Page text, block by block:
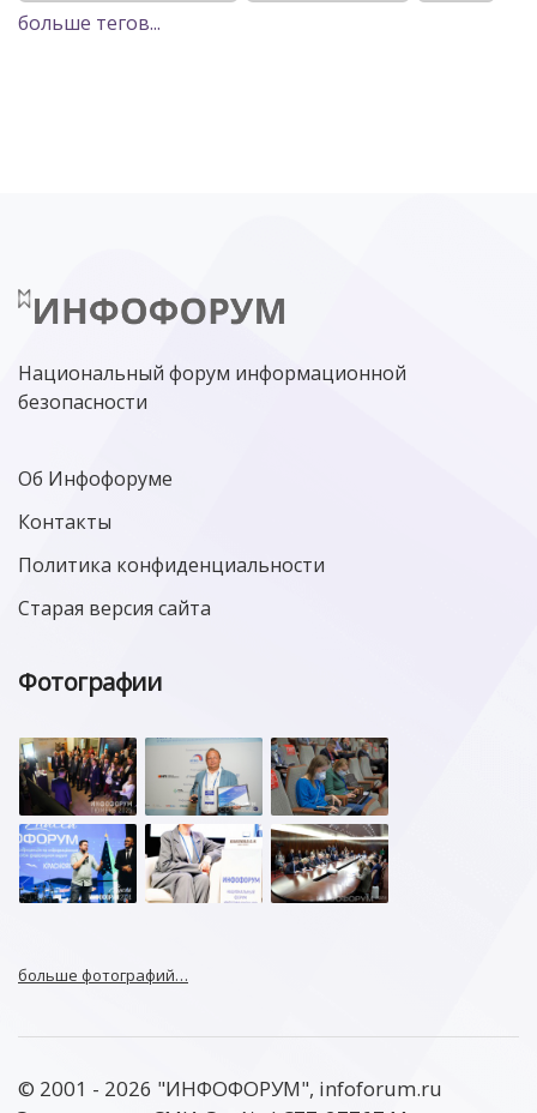
POSITIVE TECHNOLOGIES
МИНЦИФРЫ РОССИИ NGFW
больше тегов...
Национальный форум информационной
безопасности
Об Инфофоруме
Контакты
Политика конфиденциальности
Старая версия сайта
Фотографии
больше фотографий…
© 2001 - 2026 "ИНФОФОРУМ", infoforum.ru